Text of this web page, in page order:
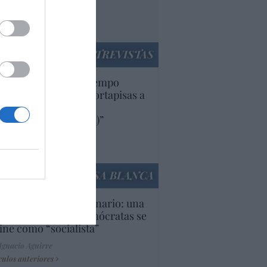
ENTREVISTAS
lleva mucho tiempo
aranceles y cortapisas a
y compañías
(y europeas)”
anteriores
LA CASA BLANCA
Inquietante escenario: una
parte de los demócratas se
como “socialista”
anteriores